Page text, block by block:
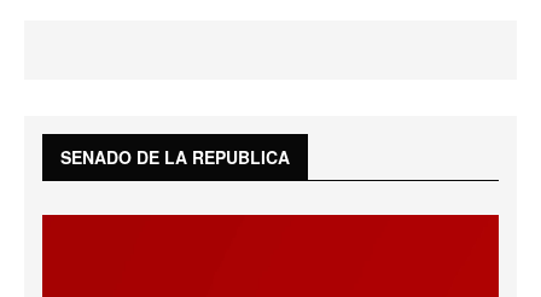
SENADO DE LA REPUBLICA